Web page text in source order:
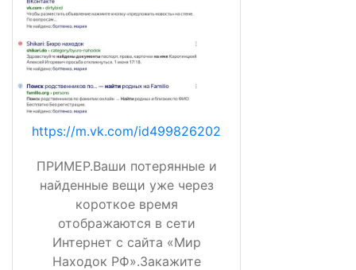
https://m.vk.com/id499826202
ПРИМЕР.Ваши потерянные и
найденные вещи уже через
короткое время
отображаются в сети
Интернет с сайта «Мир
Находок РФ».Закажите